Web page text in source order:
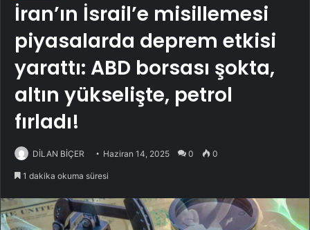
İran’ın İsrail’e misillemesi
piyasalarda deprem etkisi
yarattı: ABD borsası şokta,
altın yükselişte, petrol
fırladı!
DİLAN BİÇER Haziran 14, 2025 0 0
1 dakika okuma süresi